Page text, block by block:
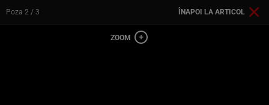
Poza 2 / 3 ÎNAPOI LA ARTICOL